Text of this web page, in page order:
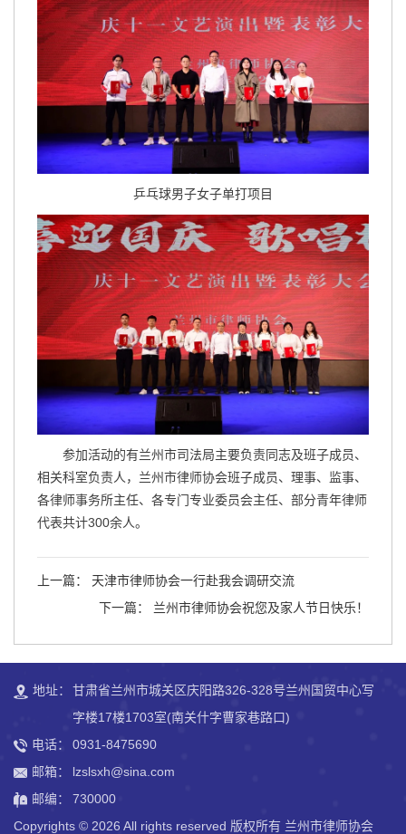
乒乓球男子女子单打项目
参加活动的有兰州市司法局主要负责同志及班子成员、
相关科室负责人，兰州市律师协会班子成员、理事、监事、
各律师事务所主任、各专门专业委员会主任、部分青年律师
代表共计300余人。
上一篇： 天津市律师协会一行赴我会调研交流
下一篇： 兰州市律师协会祝您及家人节日快乐！
地址：
甘肃省兰州市城关区庆阳路326-328号兰州国贸中心写
字楼17楼1703室(南关什字曹家巷路口)
电话：
0931-8475690
邮箱：
lzslsxh@sina.com
邮编：
730000
Copyrights © 2026 All rights reserved 版权所有 兰州市律师协会